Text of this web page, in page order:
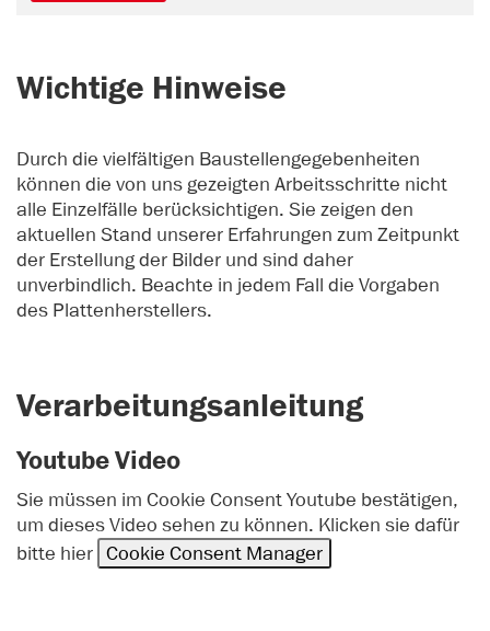
Wichtige Hinweise
Durch die vielfältigen Baustellengegebenheiten
können die von uns gezeigten Arbeitsschritte nicht
alle Einzelfälle berücksichtigen. Sie zeigen den
aktuellen Stand unserer Erfahrungen zum Zeitpunkt
der Erstellung der Bilder und sind daher
unverbindlich. Beachte in jedem Fall die Vorgaben
des Plattenherstellers.
Verarbeitungsanleitung
Youtube Video
Sie müssen im Cookie Consent Youtube bestätigen,
um dieses Video sehen zu können. Klicken sie dafür
bitte hier Cookie Consent Manager